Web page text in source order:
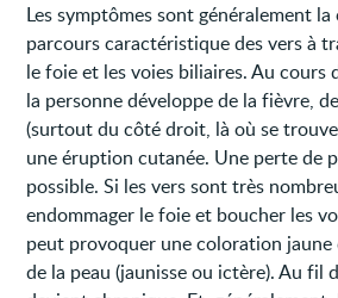
Les symptômes sont généralement
parcours caractéristique des vers à
le foie et les voies biliaires. Au cours
la personne développe de la fièvre,
(surtout du côté droit, là où se
une éruption cutanée. Une perte de
possible. Si les vers sont très
endommager le foie et boucher les
peut provoquer une coloration
de la peau (jaunisse ou ictère). Au fil